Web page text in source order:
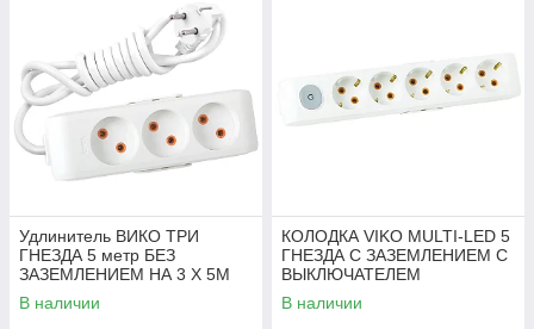
Удлинитель ВИКО ТРИ
ГНЕЗДА 5 метр БЕЗ
ЗАЗЕМЛЕНИЕМ НА 3 X 5M
В наличии
КОЛОДКА VIKO MULTI-LED 5
ГНЕЗДА С ЗАЗЕМЛЕНИЕМ С
ВЫКЛЮЧАТЕЛЕМ
В наличии